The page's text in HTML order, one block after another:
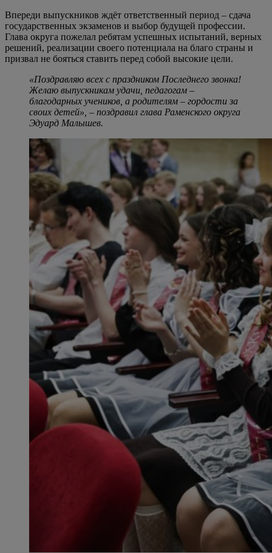
Впереди выпускников ждёт ответственный период – сдача
государственных экзаменов и выбор будущей профессии.
Глава округа пожелал ребятам успешных испытаний, верных
решений, реализации своего потенциала на благо страны и
призвал не бояться ставить перед собой высокие цели.
«Поздравляю всех с праздником Последнего звонка!
Желаю выпускникам удачи, педагогам –
благодарных учеников, а родителям – гордости за
своих детей», – поздравил глава Раменского округа
Эдуард Малышев.